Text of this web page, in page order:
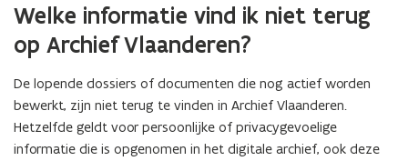
Welke informatie vind ik niet terug
op Archief Vlaanderen?
De lopende dossiers of documenten die nog actief worden
bewerkt, zijn niet terug te vinden in Archief Vlaanderen.
Hetzelfde geldt voor persoonlijke of privacygevoelige
informatie die is opgenomen in het digitale archief, ook deze